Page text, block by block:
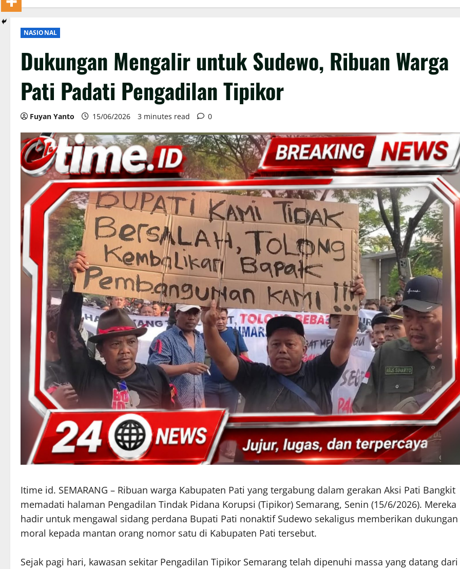
NASIONAL
Dukungan Mengalir untuk Sudewo, Ribuan Warga
Pati Padati Pengadilan Tipikor
Fuyan Yanto 15/06/2026 3 minutes read 0
Itime id. SEMARANG – Ribuan warga Kabupaten Pati yang tergabung dalam gerakan Aksi Pati Bangkit
memadati halaman Pengadilan Tindak Pidana Korupsi (Tipikor) Semarang, Senin (15/6/2026). Mereka
hadir untuk mengawal sidang perdana Bupati Pati nonaktif Sudewo sekaligus memberikan dukungan
moral kepada mantan orang nomor satu di Kabupaten Pati tersebut.
Sejak pagi hari, kawasan sekitar Pengadilan Tipikor Semarang telah dipenuhi massa yang datang dari